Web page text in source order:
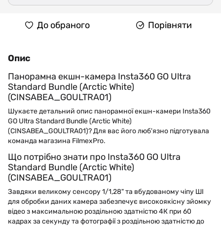
До обраного Порівняти
Опис
Панорамна екшн-камера Insta360 GO Ultra
Standard Bundle (Arctic White)
(CINSABEA_GOULTRA01)
Шукаєте детальний опис панорамної екшн-камери Insta360
GO Ultra Standard Bundle (Arctic White)
(CINSABEA_GOULTRA01)? Для вас його люб'язно підготувала
команда магазина FilmexPro.
Що потрібно знати про Insta360 GO Ultra
Standard Bundle (Arctic White)
(CINSABEA_GOULTRA01)
Завдяки великому сенсору 1/1,28" та вбудованому чіпу ШІ
для обробки даних камера забезпечує високоякісну зйомку
відео з максимальною роздільною здатністю 4К при 60
кадрах за секунду та фотографії з роздільною здатністю до